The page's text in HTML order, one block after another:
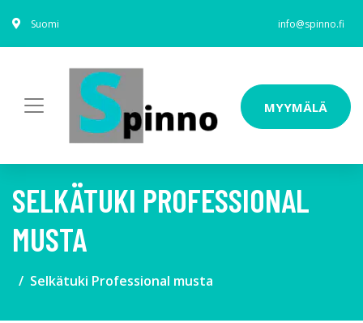
Suomi info@spinno.fi
MYYMÄLÄ
SELKÄTUKI PROFESSIONAL
MUSTA
Selkätuki Professional musta